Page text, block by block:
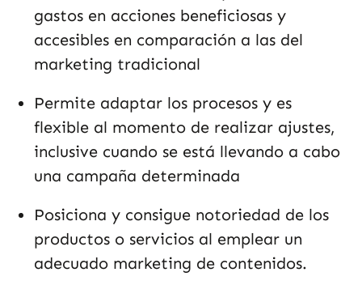
gastos en acciones beneficiosas y
accesibles en comparación a las del
marketing tradicional
Permite adaptar los procesos y es
flexible al momento de realizar ajustes,
inclusive cuando se está llevando a cabo
una campaña determinada
Posiciona y consigue notoriedad de los
productos o servicios al emplear un
adecuado marketing de contenidos.